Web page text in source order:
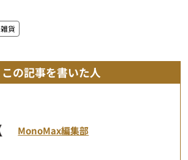
雑貨
この記事を書いた人
MonoMax編集部